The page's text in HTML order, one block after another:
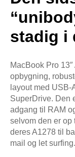
stadig i
MacBook Pro
opbygning,
layout med
SuperDrive. Den
adgang til RAM
selvom den er op
deres A1278 til
mail og let surfing.